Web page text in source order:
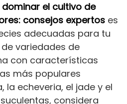
dominar el cultivo de
consejos expertos es
adecuadas para tu
de variedades de
con características
más populares
la echeveria, el jade y el
considera